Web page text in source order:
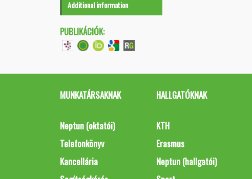
Additional information
PUBLIKÁCIÓK:
MUNKATÁRSAKNAK
Neptun (oktatói)
Telefonkönyv
Kancellária
HALLGATÓKNAK
KTH
Erasmus
Neptun (hallgatói)